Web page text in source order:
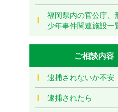
福岡県内の官公庁、
少年事件関連施設一
ご相談内容
逮捕されないか不安
逮捕されたら